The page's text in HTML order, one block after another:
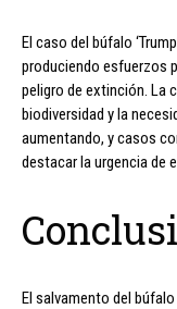
El caso del búfalo
produciendo esfuerzos
peligro de extinción. La
biodiversidad y la
aumentando, y casos
destacar la urgencia de
El salvamento del